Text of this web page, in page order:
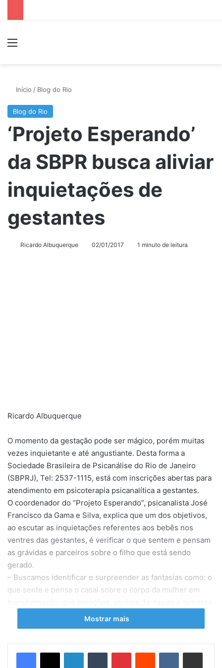
Início / Blog do Rio
Blog do Rio
‘Projeto Esperando’
da SBPR busca aliviar
inquietações de
gestantes
Ricardo Albuquerque 02/01/2017 1 minuto de leitura
Ricardo Albuquerque
O momento da gestação pode ser mágico, porém muitas
vezes inquietante e até angustiante. Desta forma a
Sociedade Brasileira de Psicanálise do Rio de Janeiro
(SBPRJ), Tel: 2537-1115, está com inscrições abertas para
atendimento em psicoterapia psicanalítica a gestantes.
O coordenador do “Projeto Esperando”, psicanalista José
Francisco da Gama e Silva, explica que um dos objetivos,
ao escutar as inquietações referentes aos bebês nos
ventres das gestantes, é verificar o que sentem e pensam
as grávidas e parceiros sobre o filho que está sendo
gerado.
– Buscamos identificar e surpreender as fantasias como: o
que sente e pensa o casal sobre o corpo da mulher em
rondam o parto; o que acontece nas relações íntimas e
outras questões que estão em cena – destaca o Dr. José
Mostrar mais